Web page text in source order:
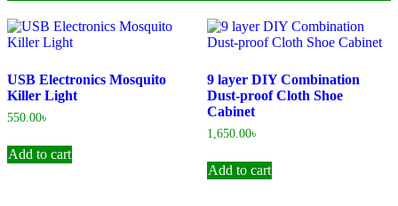
USB Electronics Mosquito
Killer Light
550.00৳
Add to cart
9 layer DIY Combination
Dust-proof Cloth Shoe
Cabinet
1,650.00৳
Add to cart